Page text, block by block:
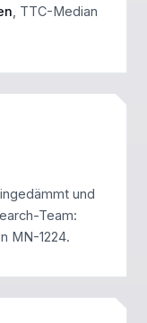
, TTC-Median
und
Team:
MN-1224.